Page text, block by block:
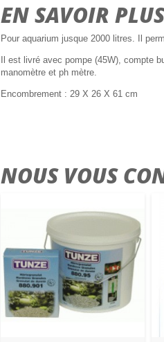
EN SAVOIR PLUS
Pour aquarium jusque 2000 litres. Il
Il est livré avec pompe (45W), compte
manomètre et ph mètre.
Encombrement : 29 X 26 X 61 cm
NOUS VOUS